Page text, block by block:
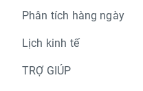
Phân tích hàng ngày
Lịch kinh tế
TRỢ GIÚP